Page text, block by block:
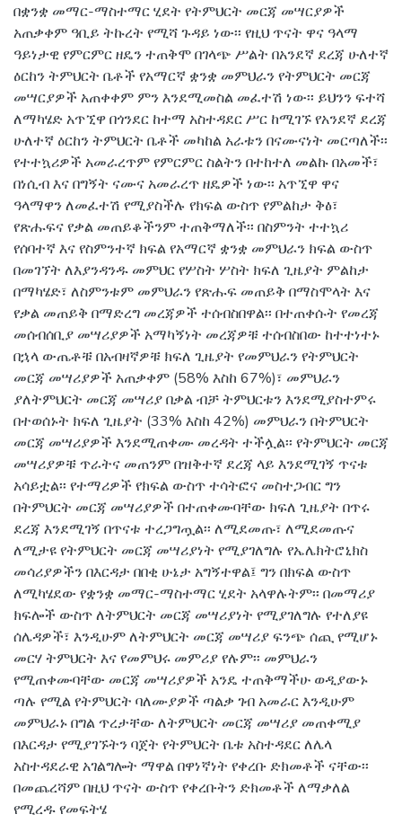
በቋንቋ መማር-ማስተማር ሂደት የትምህርት መርጃ መሣርያዎች
አጠቃቀም ዓቢይ ትኩረት የሚሻ ጉዳይ ነው፡፡ የዚህ ጥናት ዋና ዓላማ
ዓይነታዊ የምርምር ዘዴን ተጠቅሞ በገላጭ ሥልት በአንደኛ ደረጃ ሁለተኛ
ዕርከን ትምህርት ቤቶች የአማርኛ ቋንቋ መምህራን የትምህርት መርጃ
መሣርያዎች አጠቀቀም ምን እንደሚመስል መፈተሽ ነው፡፡ ይህንን ፍተሻ
ለማካሄድ አጥኚዋ በጎንደር ከተማ አስተዳደር ሥር ከሚገኙ የአንደኛ ደረጃ
ሁለተኛ ዕርከን ትምህርት ቤቶች መካከል አራቱን በናሙናነት መርጣለች፡፡
የተተኳሪዎች አመራረጥም የምርምር ስልትን በተከተለ መልኩ በአመች፣
በነሲብ እና በግኝት ናሙና አመራረጥ ዘዴዎች ነው፡፡ አጥኚዋ ዋና
ዓላማዋን ለመፈተሽ የሚያስችሉ የክፍል ውስጥ የምልከታ ቅፅ፣
የጽሑፍና የቃል መጠይቆችንም ተጠቅማለች፡፡ በስምንት ተተኳሪ
የሰባተኛ እና የስምንተኛ ክፍል የአማርኛ ቋንቋ መምህራን ክፍል ውስጥ
በመገኘት ለእያንዳንዱ መምህር የሦስት ሦስት ክፍለ ጊዜያት ምልከታ
በማካሄድ፣ ለስምንቱም መምህራን የጽሑፍ መጠይቅ በማስሞላት እና
የቃል መጠይቅ በማድረግ መረጃዎች ተሰብስበዋል፡፡ በተጠቀሱት የመረጃ
መሰብሰቢያ መሣሪያዎች አማካኝነት መረጃዎቹ ተሰብስበው ከተተነተኑ
በኋላ ውጤቶቹ በአብዛኛዎቹ ክፍለ ጊዜያት የመምህራን የትምህርት
መርጃ መሣሪያዎች አጠቃቀም (58% እስከ 67%)፣ መምህራን
ያለትምህርት መርጃ መሣሪያ በቃል ብቻ ትምህርቱን እንደሚያስተምሩ
በተወሰኑት ክፍለ ጊዜያት (33% እስከ 42%) መምህራን በትምህርት
መርጃ መሣሪያዎች እንደሚጠቀሙ መረዳት ተችሏል፡፡ የትምህርት መርጃ
መሣሪያዎቹ ጥራትና መጠንም በዝቅተኛ ደረጃ ላይ እንደሚገኝ ጥናቱ
አሳይቷል፡፡ የተማሪዎች የክፍል ውስጥ ተሳትፎና መስተጋብር ግን
በትምህርት መርጃ መሣሪያዎች በተጠቀሙባቸው ክፍለ ጊዜያት በጥሩ
ደረጃ እንደሚገኝ በጥናቱ ተረጋግጧል፡፡ ለሚደመጡ፣ ለሚደመጡና
ለሚታዩ የትምህርት መርጃ መሣሪያነት የሚያገለግሉ የኤሌክትሮኒክስ
መሳሪያዎችን በእርዳታ በበቂ ሁኔታ አግኝተዋል፤ ግን በክፍል ውስጥ
ለሚካሄደው የቋንቋ መማር-ማስተማር ሂደት አላዋሉትም፡፡ በመማሪያ
ክፍሎች ውስጥ ለትምህርት መርጃ መሣሪያነት የሚያገለግሉ የተለያዩ
ሰሌዳዎች፣ እንዲሁም ለትምህርት መርጃ መሣሪያ ፍንጭ ሰጪ የሚሆኑ
መርሃ ትምህርት እና የመምህሩ መምሪያ የሉም፡፡ መምህራን
የሚጠቀሙባቸው መርጃ መሣሪያዎች አንዴ ተጠቅማችሁ ወዲያውኑ
ጣሉ የሚል የትምህርት ባለሙያዎች ጣልቃ ገብ አመራር እንዲሁም
መምህራኑ በግል ጥረታቸው ለትምህርት መርጃ መሣሪያ መጠቀሚያ
በእርዳታ የሚያገኙትን ባጀት የትምህርት ቤቱ አስተዳደር ለሌላ
አስተዳደራዊ አገልግሎት ማዋል በዋነኛነት የቀረቡ ድክመቶች ናቸው፡፡
በመጨረሻም በዚህ ጥናት ውስጥ የቀረቡትን ድክመቶች ለማቃለል
የሚረዱ የመፍትሄ